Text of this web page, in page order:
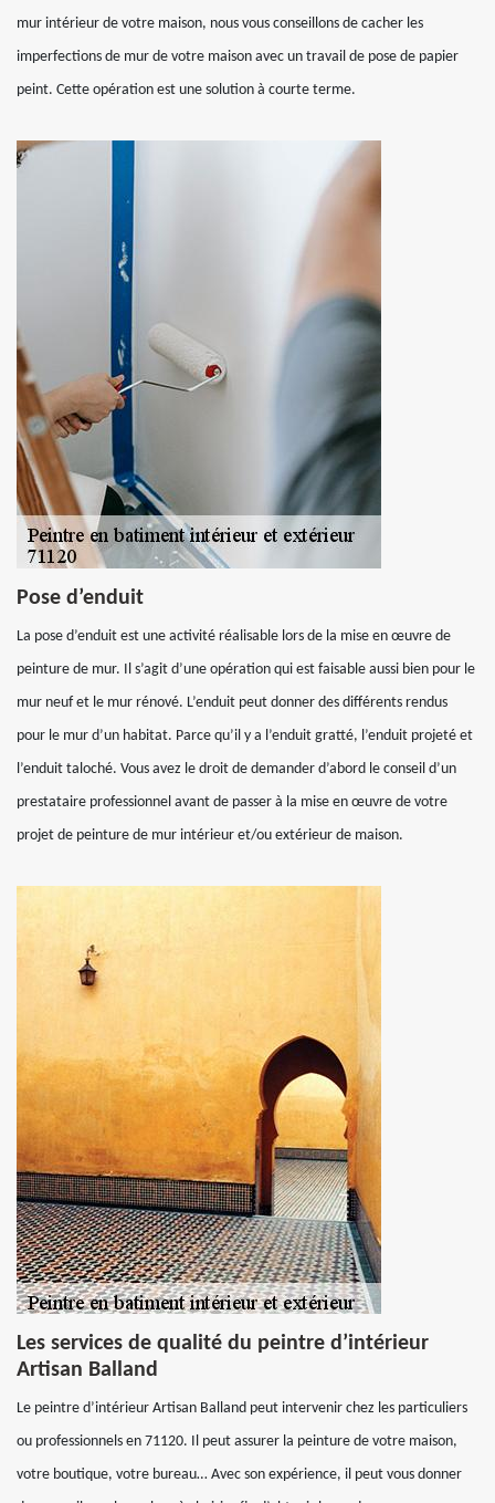
mur intérieur de votre maison, nous vous conseillons de cacher les
imperfections de mur de votre maison avec un travail de pose de papier
peint. Cette opération est une solution à courte terme.
Pose d’enduit
La pose d’enduit est une activité réalisable lors de la mise en œuvre de
peinture de mur. Il s’agit d’une opération qui est faisable aussi bien pour le
mur neuf et le mur rénové. L’enduit peut donner des différents rendus
pour le mur d’un habitat. Parce qu’il y a l’enduit gratté, l’enduit projeté et
l’enduit taloché. Vous avez le droit de demander d’abord le conseil d’un
prestataire professionnel avant de passer à la mise en œuvre de votre
projet de peinture de mur intérieur et/ou extérieur de maison.
Les services de qualité du peintre d’intérieur
Artisan Balland
Le peintre d’intérieur Artisan Balland peut intervenir chez les particuliers
ou professionnels en 71120. Il peut assurer la peinture de votre maison,
votre boutique, votre bureau… Avec son expérience, il peut vous donner